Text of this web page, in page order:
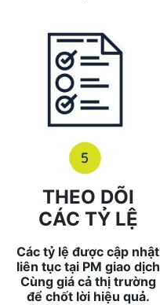
THEO DÕI
CÁC TỶ LỆ
Các tỷ lệ được cập nhật
liên tục tại PM giao dịch
Cùng giá cả thị trường
để chốt lời hiệu quả.